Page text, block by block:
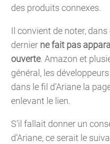
des produits connexes.
Il convient de noter,
dernier ne fait pas
ouverte. Amazon et
général, les
dans le fil d’Ariane la
enlevant le lien.
S’il fallait donner un
d’Ariane, ce serait le